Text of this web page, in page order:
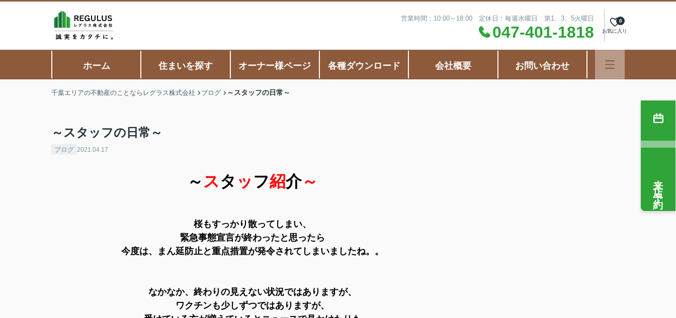
営業時間：10:00～18:00 定休日：毎週水曜日 第1、3、5火曜日
047-401-1818 お気に入り
0
ホーム 住まいを探す オーナー様ページ 各種ダウンロード 会社概要 お問い合わせ
千葉エリアの不動産のことならレグラス株式会社 ブログ ～スタッフの日常～
～スタッフの日常～
ブログ 2021.04.17
～スタ ッ フ紹介～
桜もすっかり散ってしまい、
緊急事態宣言が終わったと思ったら
今度は、まん延防止と重点措置が発令されてしまいましたね。。
なかなか、終わりの見えない状況ではありますが、
ワクチンも少しずつではありますが、
来店予約